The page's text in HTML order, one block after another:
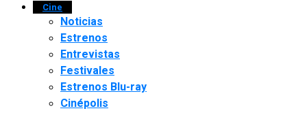
Cine
Noticias
Estrenos
Entrevistas
Festivales
Estrenos Blu-ray
Cinépolis